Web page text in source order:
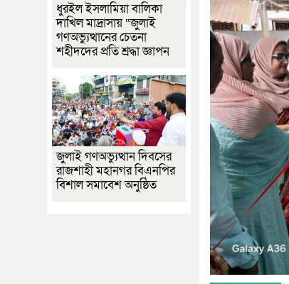
ধুরইল ইসলামিয়া বালিকা
দাখিল মাদ্রাসায় “জুলাই
গণঅভ্যুত্থানের চেতনা
শহীদদের প্রতি শ্রদ্ধা জ্ঞাপন
জুলাই গণঅভ্যুত্থান দিবসের
রাজশাহী মহানগর বিএনপির
বিশাল সমাবেশ অনুষ্ঠিত